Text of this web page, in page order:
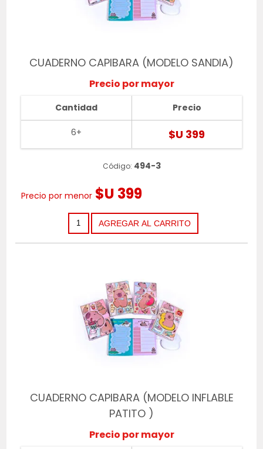
CUADERNO CAPIBARA (MODELO SANDIA)
Precio por mayor
Cantidad
6+
Precio
$U 399
Código: 494-3
Precio por menor $U 399
CUADERNO CAPIBARA (MODELO INFLABLE
PATITO )
Precio por mayor